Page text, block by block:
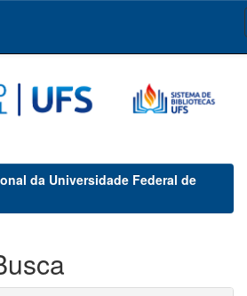
da Universidade Federal de